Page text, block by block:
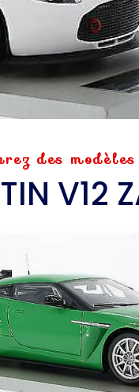
des
V12